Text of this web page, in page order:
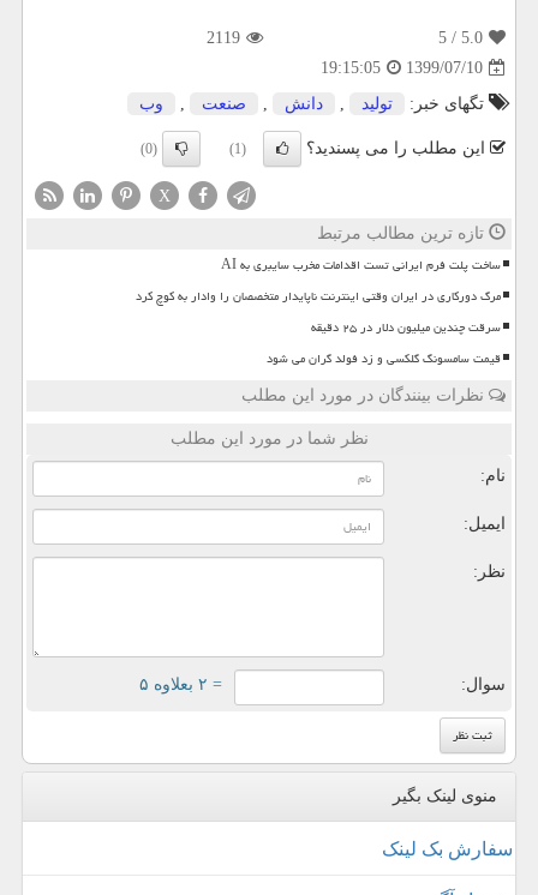
5.0
/ 5
2119
1399/07/10
19:15:05
تگهای خبر:
تولید , دانش , صنعت , وب
این مطلب را می پسندید؟ (1)
(0)
X
تازه ترین مطالب مرتبط
ساخت پلت فرم ایرانی تست اقدامات مخرب سایبری به AI
مرگ دورکاری در ایران وقتی اینترنت ناپایدار متخصصان را وادار به کوچ کرد
سرقت چندین میلیون دلار در ۲۵ دقیقه
قیمت سامسونگ گلکسی و زد فولد گران می شود
نظرات بینندگان در مورد این مطلب
نظر شما در مورد این مطلب
نام:
ایمیل:
نظر:
سوال: = ۲ بعلاوه ۵
منوی لینک بگیر
سفارش بک لینک